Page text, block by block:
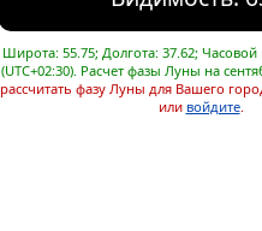
Широта: 55.75; Долгота: 37.62;
(UTC+02:30). Расчет фазы Луны на
рассчитать фазу Луны для Вашего
или войдите.